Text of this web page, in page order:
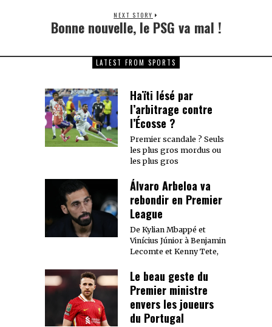
NEXT STORY
Next
post:
Bonne nouvelle, le PSG va mal !
LATEST FROM SPORTS
Haïti lésé par
l’arbitrage contre
l’Écosse ?
Premier scandale ? Seuls
les plus gros mordus ou
les plus gros
Álvaro Arbeloa va
rebondir en Premier
League
De Kylian Mbappé et
Vinícius Júnior à Benjamin
Lecomte et Kenny Tete,
Le beau geste du
Premier ministre
envers les joueurs
du Portugal